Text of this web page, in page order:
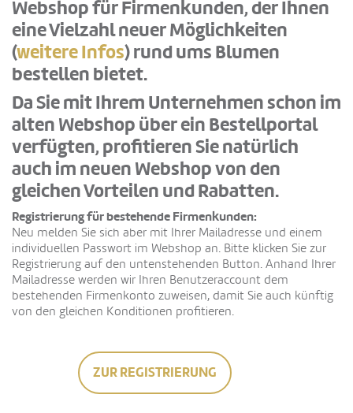
Webshop für Firmenkunden, der Ihnen
eine Vielzahl neuer Möglichkeiten
(weitere Infos) rund ums Blumen
bestellen bietet.
Da Sie mit Ihrem Unternehmen schon im
alten Webshop über ein Bestellportal
verfügten, profitieren Sie natürlich
auch im neuen Webshop von den
gleichen Vorteilen und Rabatten.
Registrierung für bestehende Firmenkunden:
Neu melden Sie sich aber mit Ihrer Mailadresse und einem
individuellen Passwort im Webshop an. Bitte klicken Sie zur
Registrierung auf den untenstehenden Button. Anhand Ihrer
Mailadresse werden wir Ihren Benutzeraccount dem
bestehenden Firmenkonto zuweisen, damit Sie auch künftig
von den gleichen Konditionen profitieren.
ZUR REGISTRIERUNG